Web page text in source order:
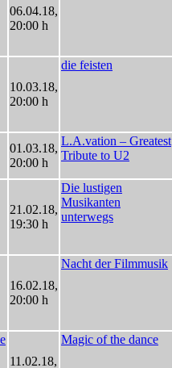
06.04.18,
20:00 h
10.03.18,
20:00 h
die feisten
01.03.18,
20:00 h
L.A.vation – Greatest
Tribute to U2
21.02.18,
19:30 h
Die lustigen
Musikanten
unterwegs
16.02.18,
20:00 h
Nacht der Filmmusik
11.02.18,
Magic of the dance